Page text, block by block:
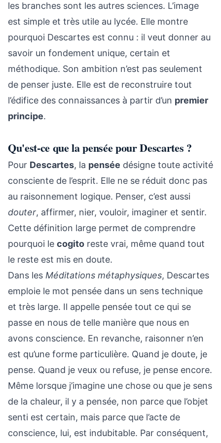
les branches sont les autres sciences. L’image
est simple et très utile au lycée. Elle montre
pourquoi Descartes est connu : il veut donner au
savoir un fondement unique, certain et
méthodique. Son ambition n’est pas seulement
de penser juste. Elle est de reconstruire tout
l’édifice des connaissances à partir d’un premier
principe.
Qu'est-ce que la pensée pour Descartes ?
Pour Descartes, la pensée désigne toute activité
consciente de l’esprit. Elle ne se réduit donc pas
au raisonnement logique. Penser, c’est aussi
douter, affirmer, nier, vouloir, imaginer et sentir.
Cette définition large permet de comprendre
pourquoi le cogito reste vrai, même quand tout
le reste est mis en doute.
Dans les Méditations métaphysiques, Descartes
emploie le mot pensée dans un sens technique
et très large. Il appelle pensée tout ce qui se
passe en nous de telle manière que nous en
avons conscience. En revanche, raisonner n’en
est qu’une forme particulière. Quand je doute, je
pense. Quand je veux ou refuse, je pense encore.
Même lorsque j’imagine une chose ou que je sens
de la chaleur, il y a pensée, non parce que l’objet
senti est certain, mais parce que l’acte de
conscience, lui, est indubitable. Par conséquent,